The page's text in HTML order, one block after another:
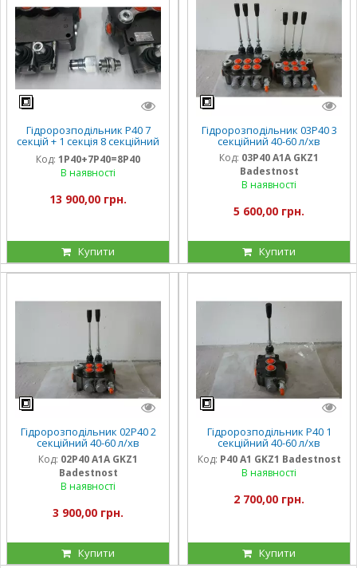
Гідророзподільник Р40 7
секцій + 1 секція 8 секційний
Р40
Код: 1Р40+7Р40=8Р40
В наявності
13 900,00 грн.
Купити
Гідророзподільник 03Р40 3
секційний 40-60 л/хв
Код: 03Р40 А1А GKZ1
Badestnost
В наявності
5 600,00 грн.
Купити
Гідророзподільник 02Р40 2
секційний 40-60 л/хв
Код: 02Р40 А1А GKZ1
Badestnost
В наявності
3 900,00 грн.
Купити
Гідророзподільник Р40 1
секційний 40-60 л/хв
Код: Р40 А1 GKZ1 Badestnost
В наявності
2 700,00 грн.
Купити